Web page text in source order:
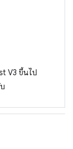
V3 ขึ้นไป